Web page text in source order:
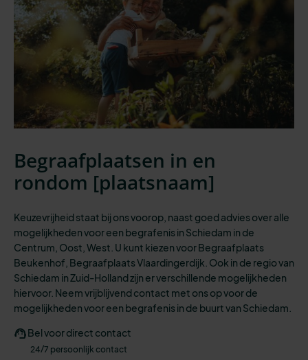
Begraafplaatsen in en
rondom [plaatsnaam]
Keuzevrijheid staat bij ons voorop, naast goed advies over alle
mogelijkhedenvoor een begrafenisin Schiedam in de
Centrum, Oost, West. U kunt kiezen voorBegraafplaats
Beukenhof, Begraafplaats Vlaardingerdijk. Ook in de regio van
Schiedam in Zuid-Holland zijn er verschillende mogelijkheden
hiervoor. Neem vrijblijvend contact met ons op voor de
mogelijkheden voor een begrafenis in de buurt van Schiedam.
Bel voor direct contact
24/7 persoonlijk contact